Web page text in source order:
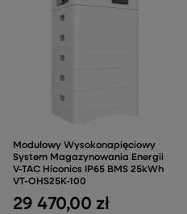
Modułowy Wysokonapięciowy
System Magazynowania Energii
V-TAC Hiconics IP65 BMS 25kWh
VT-OHS25K-100
29 470,00 zł